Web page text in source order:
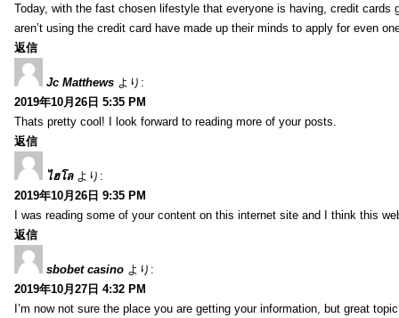
Today, with the fast chosen lifestyle that everyone is having, credit
aren’t using the credit card have made up their minds to apply for even
返信
Jc Matthews より:
2019年10月26日 5:35 PM
Thats pretty cool! I look forward to reading more of your posts.
返信
ไฮโล より:
2019年10月26日 9:35 PM
I was reading some of your content on this internet site and I think this
返信
sbobet casino より:
2019年10月27日 4:32 PM
I’m now not sure the place you are getting your information, but great